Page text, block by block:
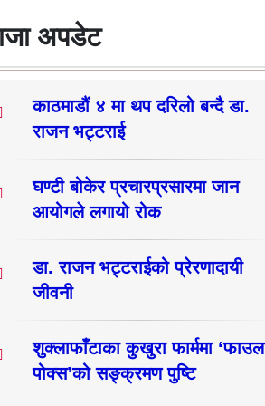
अपडेट
काठमाडौं ४ मा थप दरिलो बन्दै डा.
राजन भट्टराई
घण्टी बोकेर प्रचारप्रसारमा जान
आयोगले लगायो रोक
डा. राजन भट्टराईको प्रेरणादायी
जीवनी
शुक्लाफाँटाका कुखुरा फार्ममा ‘फाउल
पोक्स’को सङ्क्रमण पुष्टि